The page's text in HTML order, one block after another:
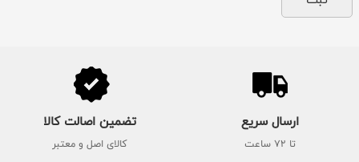
ارسال سریع
تا 72 ساعت
تضمین اصالت کالا
کالای اصل و معتبر